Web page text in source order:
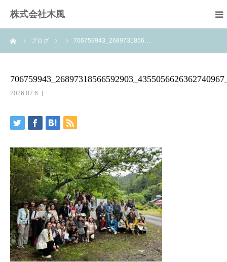
株式会社木風
ブログ 706759943_2689731856…
2026.07.6
業務案内
お問い合せ